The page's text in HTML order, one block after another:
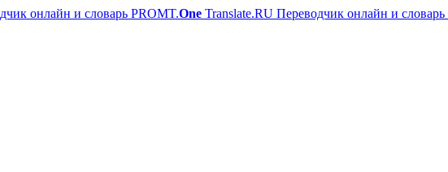
PROMT.One Translate.RU Переводчик онлайн и словарь